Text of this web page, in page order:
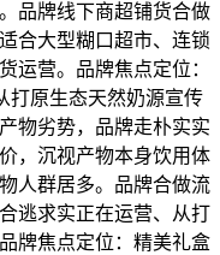
品牌线下商超铺货合做
合大型糊口超市、连锁
运营。品牌焦点定位：
打原生态天然奶源宣传
物劣势，品牌走朴实实
，沉视产物本身饮用体
人群居多。品牌合做流
逃求实正在运营、从打
牌焦点定位：精美礼盒